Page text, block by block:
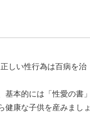
しい性行為は百病を治
本的には「性愛の書」
健康な子供を産みましょ